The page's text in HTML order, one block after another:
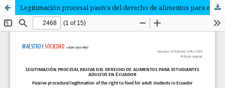
Legitimación procesal pasiva del derecho de alimentos para estudiantes adultos en Ecuador